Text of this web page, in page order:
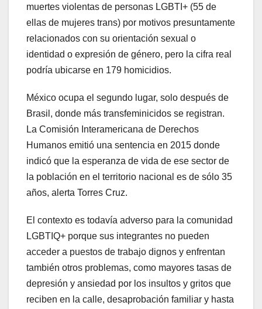
muertes violentas de personas LGBTI+ (55 de
ellas de mujeres trans) por motivos presuntamente
relacionados con su orientación sexual o
identidad o expresión de género, pero la cifra real
podría ubicarse en 179 homicidios.
México ocupa el segundo lugar, solo después de
Brasil, donde más transfeminicidos se registran.
La Comisión Interamericana de Derechos
Humanos emitió una sentencia en 2015 donde
indicó que la esperanza de vida de ese sector de
la población en el territorio nacional es de sólo 35
años, alerta Torres Cruz.
El contexto es todavía adverso para la comunidad
LGBTIQ+ porque sus integrantes no pueden
acceder a puestos de trabajo dignos y enfrentan
también otros problemas, como mayores tasas de
depresión y ansiedad por los insultos y gritos que
reciben en la calle, desaprobación familiar y hasta